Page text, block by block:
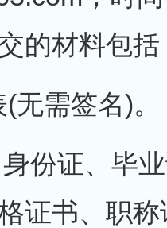
的材料包括
无需签名)。
份证、毕
证书、职